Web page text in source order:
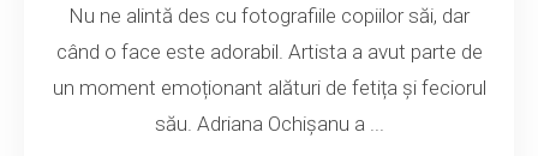
Nu ne alintă des cu fotografiile copiilor săi, dar
când o face este adorabil. Artista a avut parte de
un moment emoționant alături de fetița și feciorul
său. Adriana Ochișanu a ...